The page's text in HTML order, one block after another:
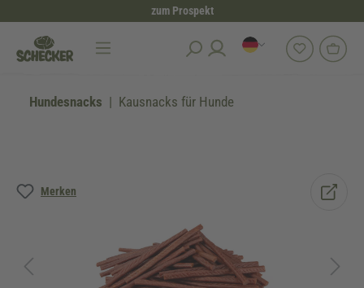
zum Prospekt
Hundesnacks Kausnacks für Hunde
Merken
Bildergalerie überspringen